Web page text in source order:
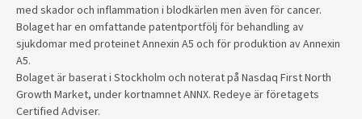
med skador och inflammation i blodkärlen men även för cancer.
Bolaget har en omfattande patentportfölj för behandling av
sjukdomar med proteinet Annexin A5 och för produktion av Annexin
A5.
Bolaget är baserat i Stockholm och noterat på Nasdaq First North
Growth Market, under kortnamnet ANNX. Redeye är företagets
Certified Adviser.